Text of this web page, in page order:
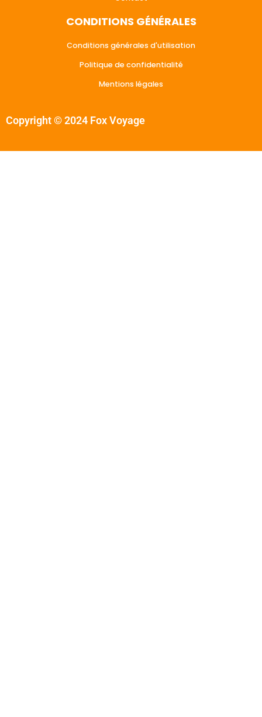
CONDITIONS GÉNÉRALES
Conditions générales d'utilisation
Politique de confidentialité
Mentions légales
Copyright © 2024 Fox Voyage